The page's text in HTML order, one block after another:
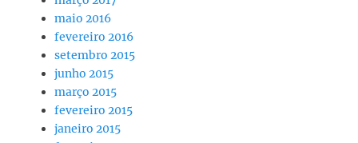
maio 2016
fevereiro 2016
setembro 2015
junho 2015
março 2015
fevereiro 2015
janeiro 2015